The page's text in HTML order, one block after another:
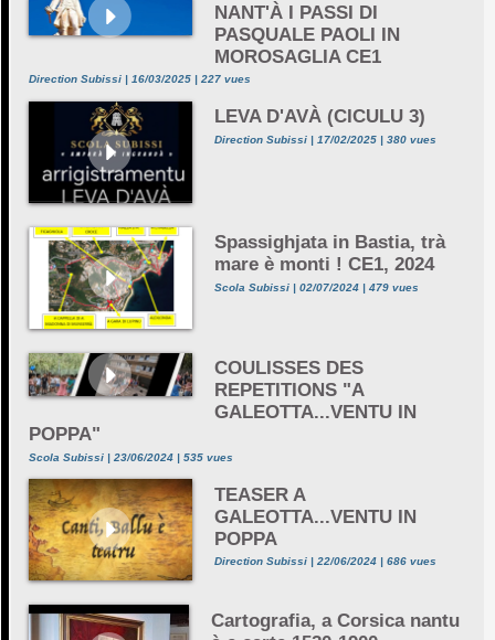
NANT'À I PASSI DI
PASQUALE PAOLI IN
MOROSAGLIA CE1
Direction Subissi | 16/03/2025 | 227 vues
LEVA D'AVÀ (CICULU 3)
Direction Subissi | 17/02/2025 | 380 vues
Spassighjata in Bastia, trà
mare è monti ! CE1, 2024
Scola Subissi | 02/07/2024 | 479 vues
COULISSES DES
REPETITIONS "A
GALEOTTA...VENTU IN
POPPA"
Scola Subissi | 23/06/2024 | 535 vues
TEASER A
GALEOTTA...VENTU IN
POPPA
Direction Subissi | 22/06/2024 | 686 vues
Cartografia, a Corsica nantu